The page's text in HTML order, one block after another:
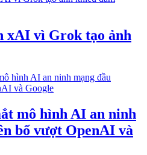
xAI vì Grok tạo ảnh
mô hình AI an ninh
bố vượt OpenAI và